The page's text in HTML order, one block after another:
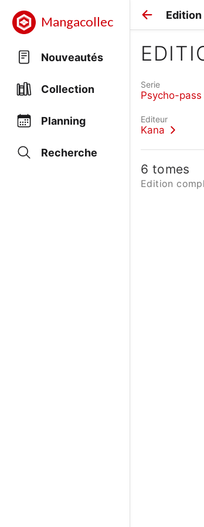
Mangacollec
Nouveautés
Collection
Planning
Recherche
Serie
Psycho-
Editeur
Kana
6 tomes
Edition